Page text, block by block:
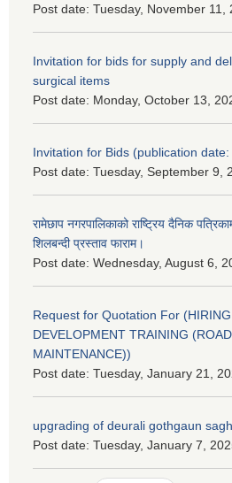
Post date: Tuesday, November 11,
Invitation for bids for supply and
surgical items
Post date: Monday, October 13,
Invitation for Bids (publication
Post date: Tuesday, September 9,
रामेछाप नगरपालिकाको राष्ट्रिय दैनिक
शिलबन्दी प्रस्ताव फाराम।
Post date: Wednesday, August 6,
Request for Quotation For
DEVELOPMENT TRAINING
MAINTENANCE))
Post date: Tuesday, January 21,
upgrading of deurali gothgaun
Post date: Tuesday, January 7,